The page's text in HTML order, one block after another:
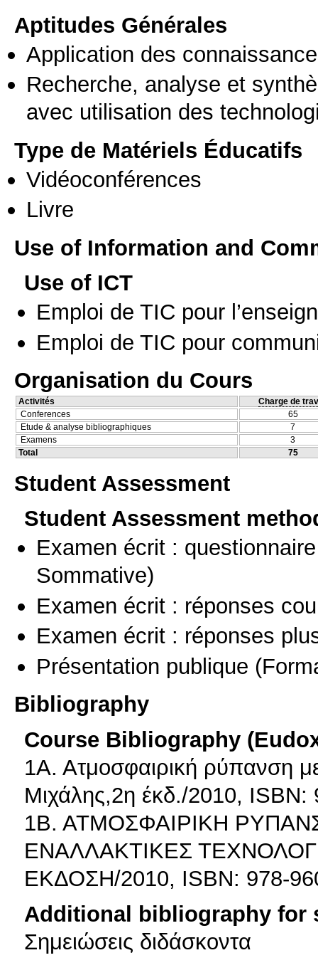
Aptitudes Générales
Application des
Recherche, analyse et
avec utilisation des
Type de Matériels Éducatifs
Vidéoconférences
Livre
Use of Information and
Use of ICT
Emploi de TIC pour
Emploi de TIC pour
Organisation du Cours
Activités
Charge de
Conferences
65
Etude & analyse bibliographiques
7
Examens
3
Total
75
Student Assessment
Student Assessment
Examen écrit :
Sommative)
Examen écrit : réponses
Examen écrit : réponses
Présentation publique
Bibliography
Course Bibliography
1Α. Ατμοσφαιρική ρύπανση
Μιχάλης,2η έκδ./2010,
1Β. ΑΤΜΟΣΦΑΙΡΙΚΗ
ΕΝΑΛΛΑΚΤΙΚΕΣ
EΚΔΟΣΗ/2010, ISBN: 978-
Additional bibliography for
Σημειώσεις διδάσκοντα